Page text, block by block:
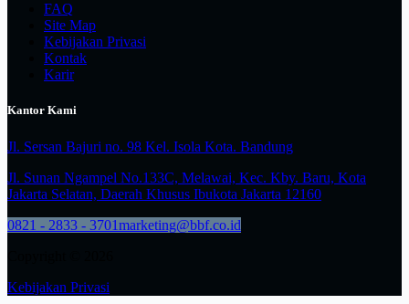
FAQ
Site Map
Kebijakan Privasi
Kontak
Karir
Kantor Kami
Jl. Sersan Bajuri no. 98 Kel. Isola Kota. Bandung
Jl. Sunan Ngampel No.133C, Melawai, Kec. Kby. Baru, Kota
Jakarta Selatan, Daerah Khusus Ibukota Jakarta 12160
0821 - 2833 - 3701marketing@bbf.co.id
Kebijakan Privasi